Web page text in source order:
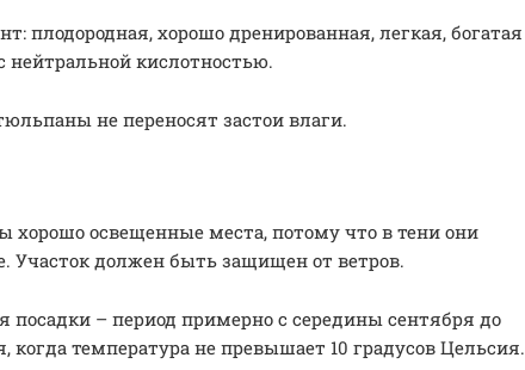
плодородная, хорошо дренированная, легкая, богатая
нейтральной кислотностью.
не переносят застои влаги.
освещенные места, потому что в тени они
Участок должен быть защищен от ветров.
– период примерно с середины сентября до
когда температура не превышает 10 градусов Цельсия.